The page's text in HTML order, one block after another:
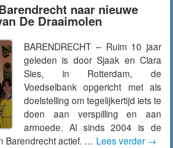
naar nieuwe
De Draaimolen
BARENDRECHT – Ruim 10 jaar
geleden is door Sjaak en Clara
Sies, in Rotterdam, de
Voedselbank opgericht met als
doelstelling om tegelijkertijd iets te
doen aan verspilling en aan
armoede. Al sinds 2004 is de
Barendrecht actief. … Lees verder →